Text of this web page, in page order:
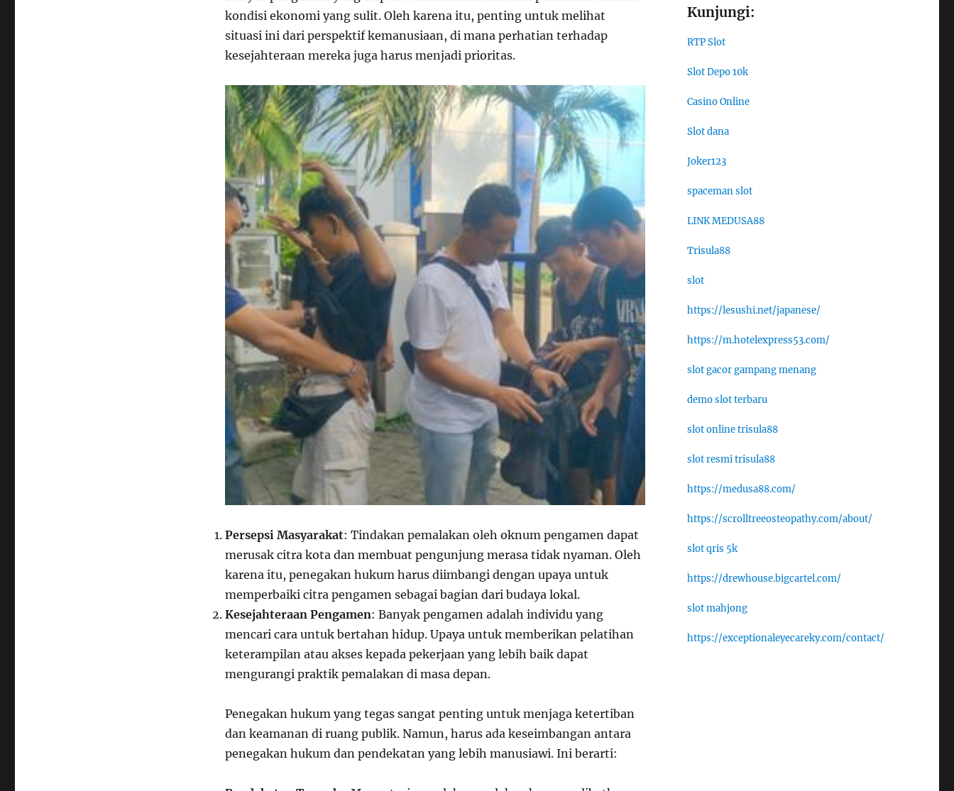
kondisi ekonomi yang sulit. Oleh karena itu, penting untuk melihat
situasi ini dari perspektif kemanusiaan, di mana perhatian terhadap
kesejahteraan mereka juga harus menjadi prioritas.
Persepsi Masyarakat: Tindakan pemalakan oleh oknum pengamen dapat
merusak citra kota dan membuat pengunjung merasa tidak nyaman. Oleh
karena itu, penegakan hukum harus diimbangi dengan upaya untuk
memperbaiki citra pengamen sebagai bagian dari budaya lokal.
Kesejahteraan Pengamen: Banyak pengamen adalah individu yang
mencari cara untuk bertahan hidup. Upaya untuk memberikan pelatihan
keterampilan atau akses kepada pekerjaan yang lebih baik dapat
mengurangi praktik pemalakan di masa depan.
Penegakan hukum yang tegas sangat penting untuk menjaga ketertiban
dan keamanan di ruang publik. Namun, harus ada keseimbangan antara
penegakan hukum dan pendekatan yang lebih manusiawi. Ini berarti:
Kunjungi:
RTP Slot
Slot Depo 10k
Casino Online
Slot dana
Joker123
spaceman slot
LINK MEDUSA88
Trisula88
slot
https://lesushi.net/japanese/
https://m.hotelexpress53.com/
slot gacor gampang menang
demo slot terbaru
slot online trisula88
slot resmi trisula88
https://medusa88.com/
https://scrolltreeosteopathy.com/about/
slot qris 5k
https://drewhouse.bigcartel.com/
slot mahjong
https://exceptionaleyecareky.com/contact/